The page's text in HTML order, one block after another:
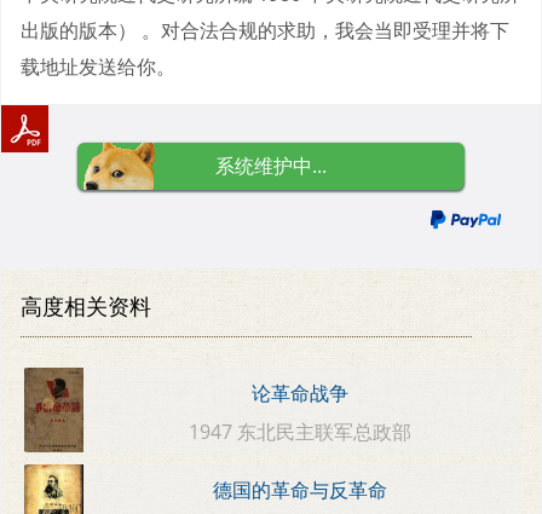
出版的版本） 。对合法合规的求助，我会当即受理并将下
载地址发送给你。
系统维护中...
高度相关资料
论革命战争
1947 东北民主联军总政部
德国的革命与反革命